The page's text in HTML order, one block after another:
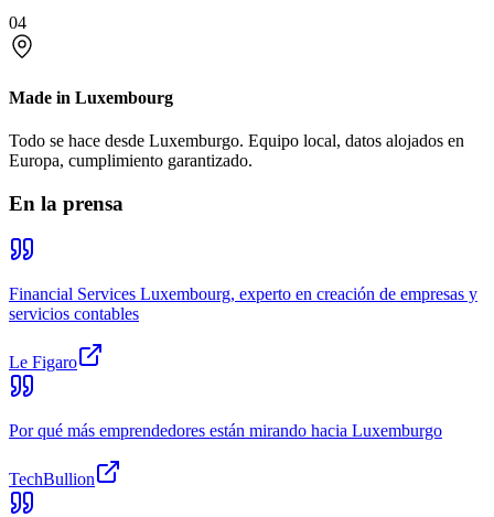
04
Made in Luxembourg
Todo se hace desde Luxemburgo. Equipo local, datos alojados en
Europa, cumplimiento garantizado.
En la prensa
Financial Services Luxembourg, experto en creación de empresas y
servicios contables
Le Figaro
Por qué más emprendedores están mirando hacia Luxemburgo
TechBullion